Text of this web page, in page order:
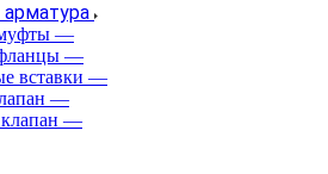
—
—
вставки —
—
—